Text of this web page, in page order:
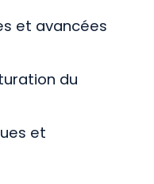
et avancées
du
et